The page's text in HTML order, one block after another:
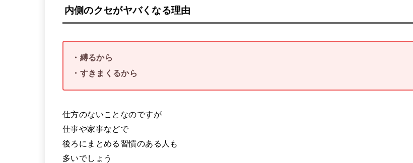
内側のクセがヤバくなる理由
・縛るから
・すきまくるから
仕方のないことなのですが
仕事や家事などで
後ろにまとめる習慣のある人も
多いでしょう